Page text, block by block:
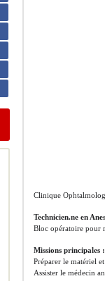
Clinique
Technicien.ne en
Bloc opératoire pour
Missions principales :
Préparer le matériel
Assister le médecin